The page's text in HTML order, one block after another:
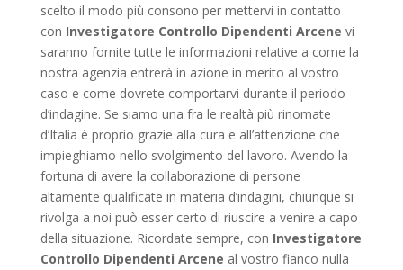
scelto il modo più consono per mettervi in contatto
con Investigatore Controllo Dipendenti Arcene vi
saranno fornite tutte le informazioni relative a come la
nostra agenzia entrerà in azione in merito al vostro
caso e come dovrete comportarvi durante il periodo
d’indagine. Se siamo una fra le realtà più rinomate
d’Italia è proprio grazie alla cura e all’attenzione che
impieghiamo nello svolgimento del lavoro. Avendo la
fortuna di avere la collaborazione di persone
altamente qualificate in materia d’indagini, chiunque si
rivolga a noi può esser certo di riuscire a venire a capo
della situazione. Ricordate sempre, con Investigatore
Controllo Dipendenti Arcene al vostro fianco nulla